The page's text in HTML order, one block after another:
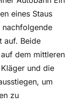
eines Staus
auf. Beide
dem mittleren
und die
um
zu